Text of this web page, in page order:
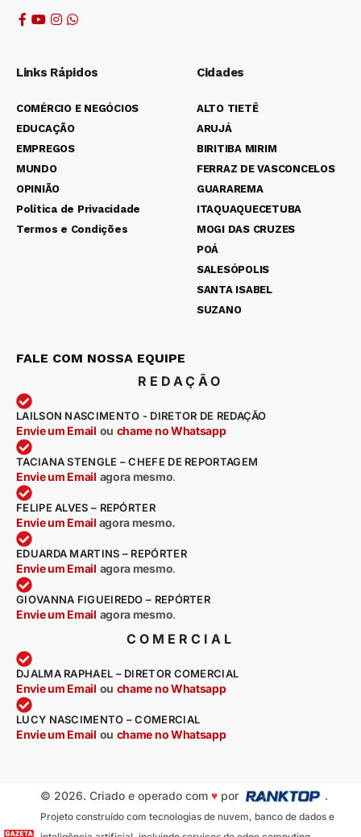
Links Rápidos
COMÉRCIO E NEGÓCIOS
EDUCAÇÃO
EMPREGOS
MUNDO
OPINIÃO
Política de Privacidade
Termos e Condições
Cidades
ALTO TIETÊ
ARUJÁ
BIRITIBA MIRIM
FERRAZ DE VASCONCELOS
GUARAREMA
ITAQUAQUECETUBA
MOGI DAS CRUZES
POÁ
SALESÓPOLIS
SANTA ISABEL
SUZANO
FALE COM NOSSA EQUIPE
REDAÇÃO
LAILSON NASCIMENTO - DIRETOR DE REDAÇÃO
Envie um Email ou chame no Whatsapp
TACIANA STENGLE – CHEFE DE REPORTAGEM
Envie um Email agora mesmo.
FELIPE ALVES – REPÓRTER
Envie um Email agora mesmo.
EDUARDA MARTINS – REPÓRTER
Envie um Email agora mesmo.
GIOVANNA FIGUEIREDO – REPÓRTER
Envie um Email agora mesmo.
COMERCIAL
DJALMA RAPHAEL – DIRETOR COMERCIAL
Envie um Email ou chame no Whatsapp
LUCY NASCIMENTO – COMERCIAL
Envie um Email ou chame no Whatsapp
© 2026. Criado e operado com ♥por .
Projeto construído com tecnologias de nuvem, banco de dados e